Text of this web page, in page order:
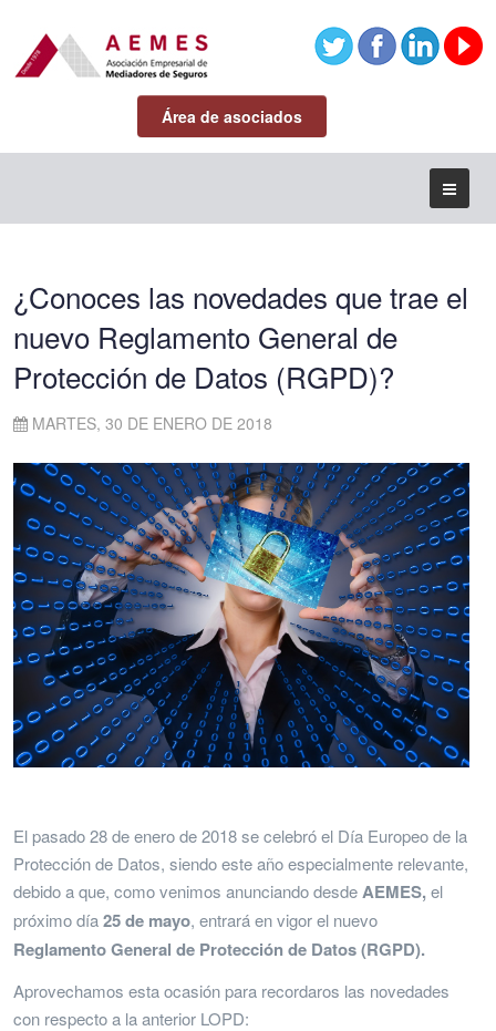
Área de asociados
¿Conoces las novedades que trae el
nuevo Reglamento General de
Protección de Datos (RGPD)?
MARTES, 30 DE ENERO DE 2018
El pasado 28 de enero de 2018 se celebró el Día Europeo de la
Protección de Datos, siendo este año especialmente relevante,
debido a que, como venimos anunciando desdeAEMES,el
próximo día25 de mayo, entrará en vigor el nuevo
Reglamento General de Protección de Datos (RGPD).
Aprovechamos esta ocasión para recordaros las novedades
con respecto a la anterior LOPD: